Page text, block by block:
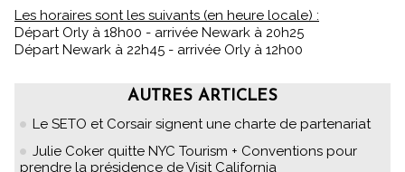
Les horaires sont les suivants (en heure locale) :
Départ Orly à 18h00 - arrivée Newark à 20h25
Départ Newark à 22h45 - arrivée Orly à 12h00
AUTRES ARTICLES
Le SETO et Corsair signent une charte de partenariat
Julie Coker quitte NYC Tourism + Conventions pour
prendre la présidence de Visit California